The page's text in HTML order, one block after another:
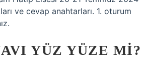
ve cevap anahtarları. 1. oturum
YÜZ YÜZE MI?